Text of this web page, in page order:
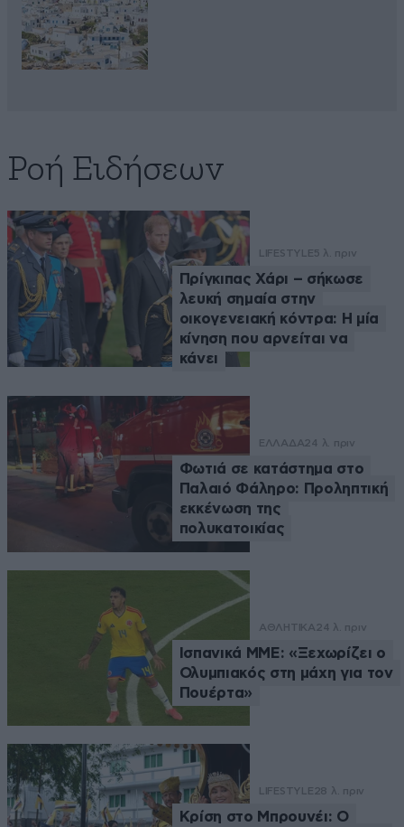
Ροή Ειδήσεων
LIFESTYLE5 λ. πριν
Πρίγκιπας Χάρι – σήκωσε
λευκή σημαία στην
οικογενειακή κόντρα: Η μία
κίνηση που αρνείται να
κάνει
ΕΛΛΑΔΑ24 λ. πριν
Φωτιά σε κατάστημα στο
Παλαιό Φάληρο: Προληπτική
εκκένωση της
πολυκατοικίας
ΑΘΛΗΤΙΚΑ 24 λ. πριν
Ισπανικά ΜΜΕ: «Ξεχωρίζει ο
Ολυμπιακός στη μάχη για τον
Πουέρτα»
LIFESTYLE28 λ. πριν
Κρίση στο Μπρουνέι: Ο